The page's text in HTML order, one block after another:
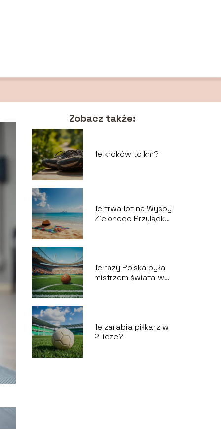
Zobacz także:
Ile kroków to km?
Ile trwa lot na Wyspy
Zielonego Przylądka
Ile razy Polska była
mistrzem świata w
Ile zarabia piłkarz w
2 lidze?